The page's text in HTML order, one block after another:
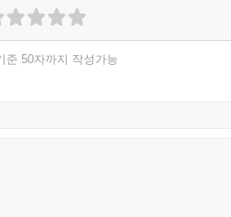
준 50자까지 작성가능